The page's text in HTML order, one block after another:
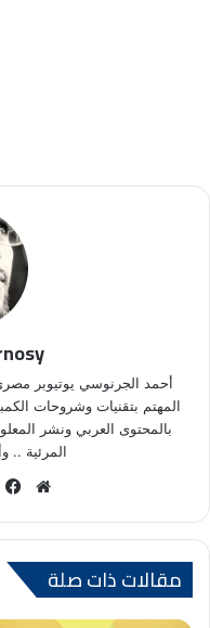
أحمد الجرنوسي يوتيوبر
المهتم بتقنيات وشروحات
بالمحتوى العربي ونشر
المرئية ..
موق
الوي
ب
مقالات ذات صلة